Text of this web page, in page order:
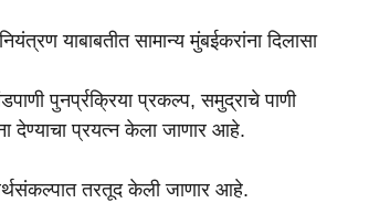
याबाबतीत सामान्य मुंबईकरांना दिलासा
पुनर्प्रक्रिया प्रकल्प, समुद्राचे पाणी
देण्याचा प्रयत्न केला जाणार आहे.
तरतूद केली जाणार आहे.